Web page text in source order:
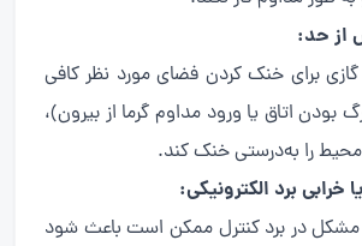
برای خنک کردن فضای مورد نظر کافی
بودن اتاق یا ورود مداوم گرما از بیرون)،
را به‌درستی خنک کند.
مشکل در برد کنترل ممکن است باعث شود